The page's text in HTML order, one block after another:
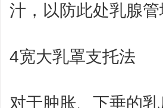
汁，以防此处乳腺
4宽大乳罩支托法
对于肿胀、下垂的